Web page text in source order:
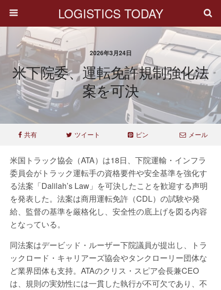
LOGISTICS TODAY
2026年3月24日
米下院委、運転免許規制強化法
案を可決
共有 ツイート ピン メール
米国トラック協会（ATA）は18日、下院運輸・インフラ
委員会がトラック運転手の資格要件や安全基準を強化す
る法案「Dalilah’s Law」を可決したことを歓迎する声明
を発表した。法案は商用運転免許（CDL）の試験や発
給、監督の基準を厳格化し、安全性の底上げを図る内容
となっている。
同法案はデービッド・ルーザー下院議員が提出し、トラ
ックロード・キャリアーズ協会やタンクローリー団体な
ど業界団体も支持。ATAのクリス・スピア会長兼CEO
は、規則の実効性には一貫した執行が不可欠であり、不